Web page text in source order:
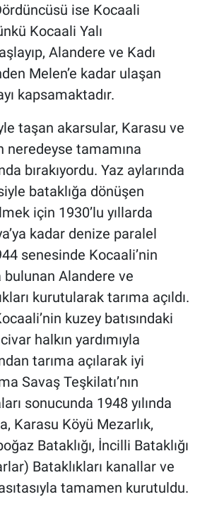
ise Kocaali
Kocaali Yalı
Alandere ve Kadı
Melen’e kadar ulaşan
kapsamaktadır.
taşan akarsular, Karasu ve
neredeyse tamamına
bırakıyordu. Yaz aylarında
bataklığa dönüşen
için 1930’lu yıllarda
kadar denize paralel
senesinde Kocaali’nin
bulunan Alandere ve
kurutularak tarıma açıldı.
kuzey batısındaki
halkın yardımıyla
tarıma açılarak iyi
Savaş Teşkilatı’nın
sonucunda 1948 yılında
Karasu Köyü Mezarlık,
Bataklığı, İncilli Bataklığı
Bataklıkları kanallar ve
tamamen kurutuldu.